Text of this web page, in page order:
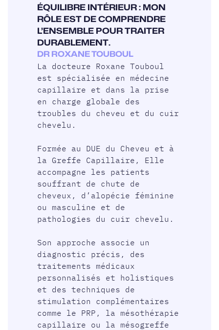
ÉQUILIBRE INTÉRIEUR : MON
RÔLE EST DE COMPRENDRE
L’ENSEMBLE POUR TRAITER
DURABLEMENT.
DR ROXANE TOUBOUL
La docteure Roxane Touboul
est spécialisée en médecine
capillaire et dans la prise
en charge globale des
troubles du cheveu et du cuir
chevelu.
Formée au DUE du Cheveu et à
la Greffe Capillaire, Elle
accompagne les patients
souffrant de chute de
cheveux, d’alopécie féminine
ou masculine et de
pathologies du cuir chevelu.
Son approche associe un
diagnostic précis, des
traitements médicaux
personnalisés et holistiques
et des techniques de
stimulation complémentaires
comme le PRP, la mésothérapie
capillaire ou la mésogreffe